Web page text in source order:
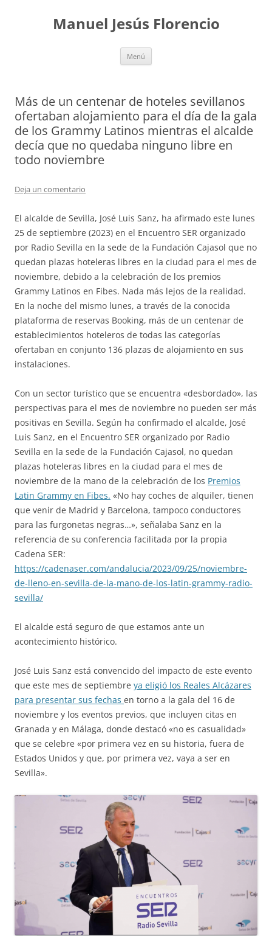
contenidoManuel Jesús Florencio
Menú
Más de un centenar de hoteles sevillanos
ofertaban alojamiento para el día de la gala
de los Grammy Latinos mientras el alcalde
decía que no quedaba ninguno libre en
todo noviembre
Deja un comentario
El alcalde de Sevilla, José Luis Sanz, ha afirmado este lunes
25 de septiembre (2023) en el Encuentro SER organizado
por Radio Sevilla en la sede de la Fundación Cajasol que no
quedan plazas hoteleras libres en la ciudad para el mes de
noviembre, debido a la celebración de los premios
Grammy Latinos en Fibes. Nada más lejos de la realidad.
En la noche del mismo lunes, a través de la conocida
plataforma de reservas Booking, más de un centenar de
establecimientos hoteleros de todas las categorías
ofertaban en conjunto 136 plazas de alojamiento en sus
instalaciones.
Con un sector turístico que se encuentra «desbordado», las
perspectivas para el mes de noviembre no pueden ser más
positivas en Sevilla. Según ha confirmado el alcalde, José
Luis Sanz, en el Encuentro SER organizado por Radio
Sevilla en la sede de la Fundación Cajasol, no quedan
plazas hoteleras libres en la ciudad para el mes de
noviembre de la mano de la celebración de los Premios
Latin Grammy en Fibes. «No hay coches de alquiler, tienen
que venir de Madrid y Barcelona, tampoco conductores
para las furgonetas negras…», señalaba Sanz en la
referencia de su conferencia facilitada por la propia
Cadena SER:
https://cadenaser.com/andalucia/2023/09/25/noviembre-
de-lleno-en-sevilla-de-la-mano-de-los-latin-grammy-radio-
sevilla/
El alcalde está seguro de que estamos ante un
acontecimiento histórico.
José Luis Sanz está convencido del impacto de este evento
que este mes de septiembre ya eligió los Reales Alcázares
para presentar sus fechas en torno a la gala del 16 de
noviembre y los eventos previos, que incluyen citas en
Granada y en Málaga, donde destacó «no es casualidad»
que se celebre «por primera vez en su historia, fuera de
Estados Unidos y que, por primera vez, vaya a ser en
Sevilla».